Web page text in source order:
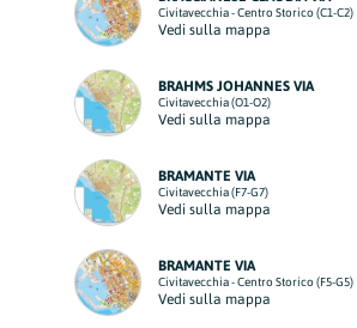
Civitavecchia - Centro Storico (C1-C2)
Vedi sulla mappa
BRAHMS JOHANNES VIA
Civitavecchia (O1-O2)
Vedi sulla mappa
BRAMANTE VIA
Civitavecchia (F7-G7)
Vedi sulla mappa
BRAMANTE VIA
Civitavecchia - Centro Storico (F5-G5)
Vedi sulla mappa